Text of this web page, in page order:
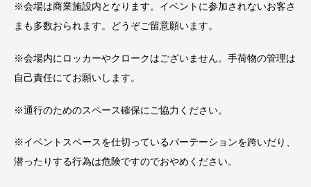
※会場は商業施設内となります。イベントに参加されないお客さ
まも多数おられます。どうぞご留意願います。
※会場内にロッカーやクロークはございません。手荷物の管理は
自己責任にてお願いします。
※通行のためのスペース確保にご協力ください。
※イベントスペースを仕切っているパーテーションを跨いだり、
潜ったりする行為は危険ですのでおやめください。